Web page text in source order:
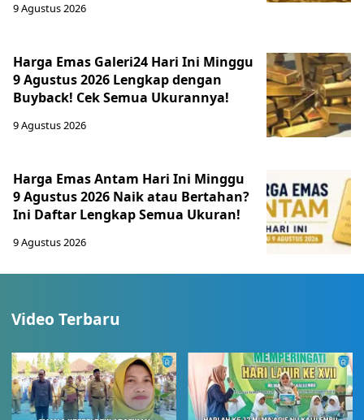
9 Agustus 2026
Harga Emas Galeri24 Hari Ini Minggu
9 Agustus 2026 Lengkap dengan
Buyback! Cek Semua Ukurannya!
9 Agustus 2026
Harga Emas Antam Hari Ini Minggu
9 Agustus 2026 Naik atau Bertahan?
Ini Daftar Lengkap Semua Ukuran!
9 Agustus 2026
Video Terbaru